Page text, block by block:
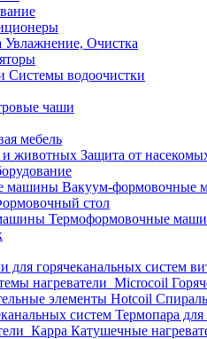
Увлажнение, Очистка
Системы водоочистки
чаши
мебель
Защита от
Вакуум-формовочные
стол
Термоформовочные
для горячеканальных систем
Термопара
Катушечные